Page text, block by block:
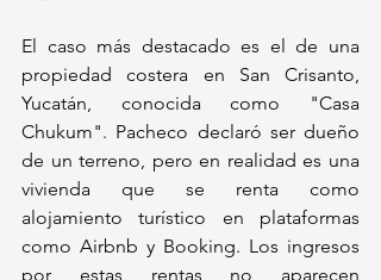
El caso más destacado es el de una
propiedad costera en San Crisanto,
Yucatán, conocida como "Casa
Chukum". Pacheco declaró ser dueño
de un terreno, pero en realidad es una
vivienda que se renta como
alojamiento turístico en plataformas
como Airbnb y Booking. Los ingresos
por estas rentas no aparecen